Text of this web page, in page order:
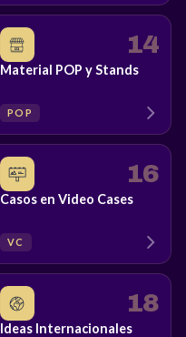
14
Material POP y Stands
POP
16
Casos en Video Cases
VC
18
Ideas Internacionales